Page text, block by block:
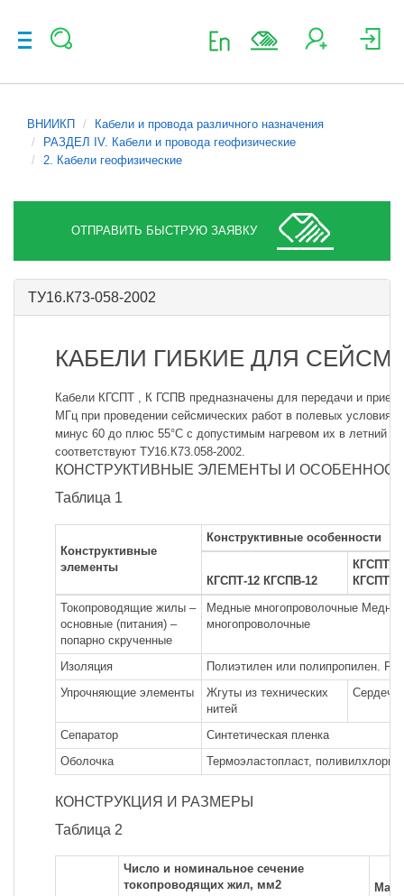
ВНИИКП
Кабели и провода различного назначения
РАЗДЕЛ IV. Кабели и провода геофизические
2. Кабели геофизические
ОТПРАВИТЬ БЫСТРУЮ ЗАЯВКУ
ТУ16.К73-058-2002
КАБЕЛИ ГИБКИЕ ДЛЯ
Кабели КГСПТ , К ГСПВ предназначены для передачи и
МГц при проведении сейсмических работ в полевых
минус 60 до плюс 55°С с допустимым нагревом их в летний
соответствуют ТУ16.К73.058-2002.
КОНСТРУКТИВНЫЕ ЭЛЕМЕНТЫ И
Таблица 1
Конструктивные
элементы
Конструктивные особенности
КГСПТ-12 КГСПВ-12
КГСПТ-
КГСПТ-
Токопроводящие жилы –
основные (питания) –
попарно скрученные
Медные многопроволочные
многопроволочные
Изоляция
Полиэтилен или полипропилен.
Упрочняющие элементы
Жгуты из технических
нитей
Сепаратор
Синтетическая пленка
Оболочка
Термоэластопласт,
КОНСТРУКЦИЯ И РАЗМЕРЫ
Таблица 2
Число и номинальное сечение
токопроводящих жил, мм2